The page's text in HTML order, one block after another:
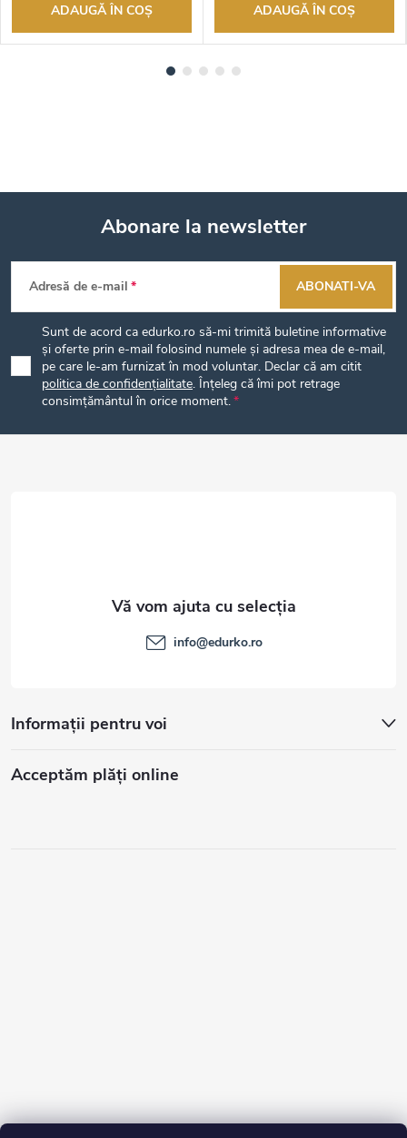
ADAUGĂ ÎN COŞ ADAUGĂ ÎN COŞ
S
u
b
o
Abonare la newsletter
Adresă de e-mail
Sunt de acord ca edurko.ro să-mi trimită buletine informative
și oferte prin e-mail folosind numele și adresa mea de e-mail,
pe care le-am furnizat în mod voluntar. Declar că am citit
politica de confidențialitate. Înțeleg că îmi pot retrage
consimțământul în orice moment.
ABONATI-VA
Informații pentru voi
Acceptăm plăţi online
info@edurko.ro